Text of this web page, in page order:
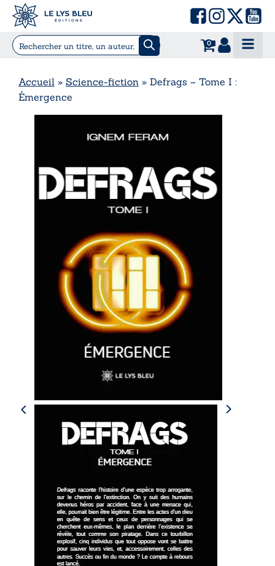
0
Accueil » Science-fiction » Defrags – Tome I :
Émergence